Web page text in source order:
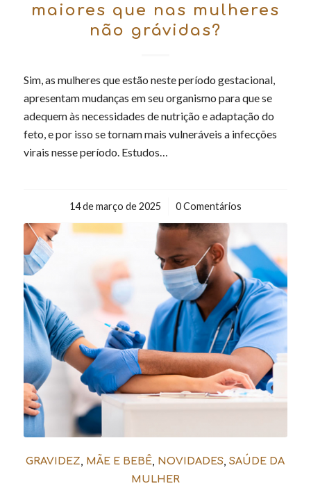
maiores que nas mulheres
não grávidas?
Sim, as mulheres que estão neste período gestacional,
apresentam mudanças em seu organismo para que se
adequem às necessidades de nutrição e adaptação do
feto, e por isso se tornam mais vulneráveis a infecções
virais nesse período. Estudos…
14 de março de 2025
/ 0 Comentários
GRAVIDEZ MÃE E BEBÊ NOVIDADES ,SAÚDE DA
MULHER